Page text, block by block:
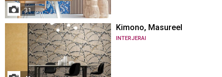
31
Kimono, Masureel
INTERJERAI